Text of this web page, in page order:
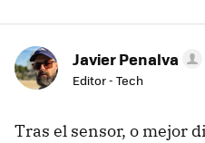
Javier Penalva
Editor - Tech
Tras el sensor, o mejor